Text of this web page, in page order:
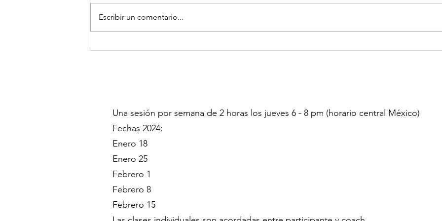
Escribir un comentario...
Una sesión por semana de 2 horas los jueves 6 - 8 pm (horario central México)
Fechas 2024:
Enero 18
Enero 25
Febrero 1
Febrero 8
Febrero 15